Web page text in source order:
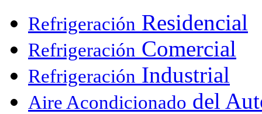
Refrigeración Residencial
Refrigeración Comercial
Refrigeración Industrial
Aire Acondicionado del